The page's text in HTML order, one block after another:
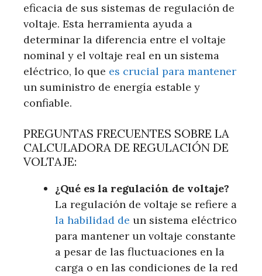
eficacia de sus sistemas de regulación de
voltaje. Esta herramienta ayuda a
determinar la diferencia entre el voltaje
nominal y el voltaje real en un sistema
eléctrico, lo que es crucial para mantener
un suministro de energía estable y
confiable.
PREGUNTAS FRECUENTES SOBRE LA
CALCULADORA DE REGULACIÓN DE
VOLTAJE:
¿Qué es la regulación de voltaje?
La regulación de voltaje se refiere a
la habilidad de un sistema eléctrico
para mantener un voltaje constante
a pesar de las fluctuaciones en la
carga o en las condiciones de la red